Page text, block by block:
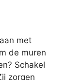
met
de muren
Schakel
zorgen